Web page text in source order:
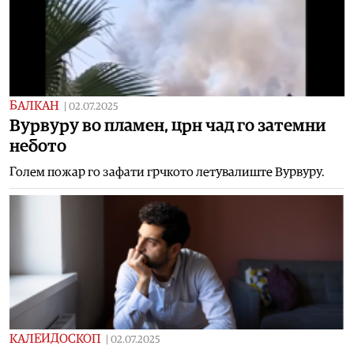
БАЛКАН 02.07.2025
Вурвуру во пламен, црн чад го затемни
небото
Голем пожар го зафати грчкото летувалиште Вурвуру.
КАЛЕИДОСКОП 02.07.2025